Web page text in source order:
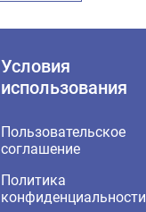
Условия
использования
Пользовательское
соглашение
Политика
конфиденциальности